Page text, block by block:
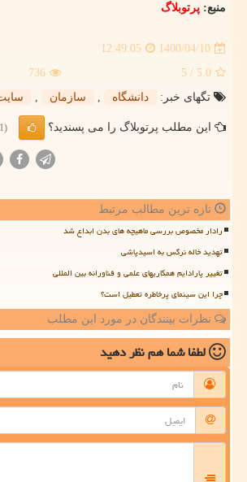
منبع: پرتوبلاگ
1400/04/10
12:49:05
5.0
/ 5
736
تگهای خبر:
دانشگاه , سازمان ,
این مطلب پرتوبلاگ را می پسندید؟ (1)
تازه ترین مطالب مرتبط
رادار مخصوص بررسی ماهیچه های بدن ابداع شد
تهدید خاله نرگس به اسیدپاشی
تغییر پارادایم همکاریهای علمی و فناورانه بین المللی
چرا این سینمای پرخاطره تعطیل است؟
نظرات بینندگان در مورد این مطلب
لطفا شما همنظر دهید